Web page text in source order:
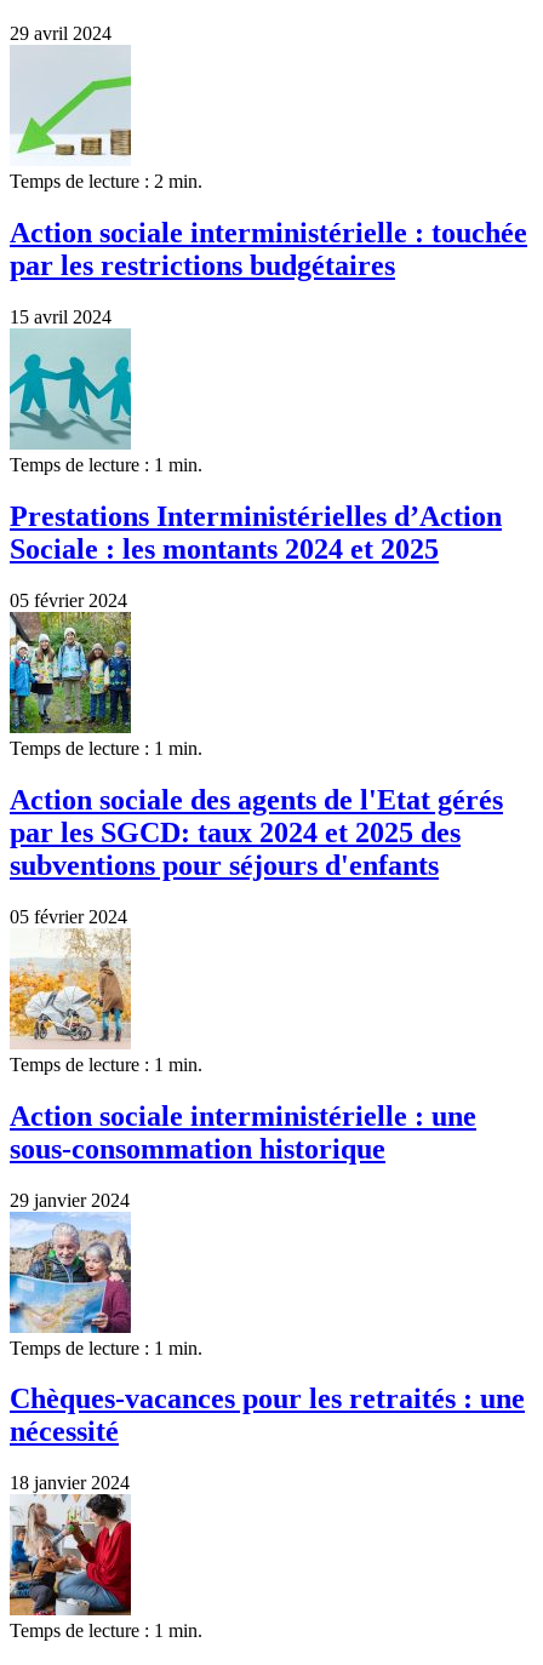
29 avril 2024
Temps de lecture : 2 min.
Action sociale interministérielle : touchée
par les restrictions budgétaires
15 avril 2024
Temps de lecture : 1 min.
Prestations Interministérielles d’Action
Sociale : les montants 2024 et 2025
05 février 2024
Temps de lecture : 1 min.
Action sociale des agents de l'Etat gérés
par les SGCD: taux 2024 et 2025 des
subventions pour séjours d'enfants
05 février 2024
Temps de lecture : 1 min.
Action sociale interministérielle : une
sous-consommation historique
29 janvier 2024
Temps de lecture : 1 min.
Chèques-vacances pour les retraités : une
nécessité
18 janvier 2024
Temps de lecture : 1 min.